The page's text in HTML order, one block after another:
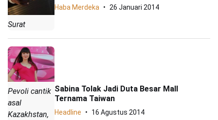
Surat
Haba Merdeka 26 Januari 2014
Pevoli cantik
asal
Kazakhstan,
Sabina Tolak Jadi Duta Besar Mall
Ternama Taiwan
Headline 16 Agustus 2014